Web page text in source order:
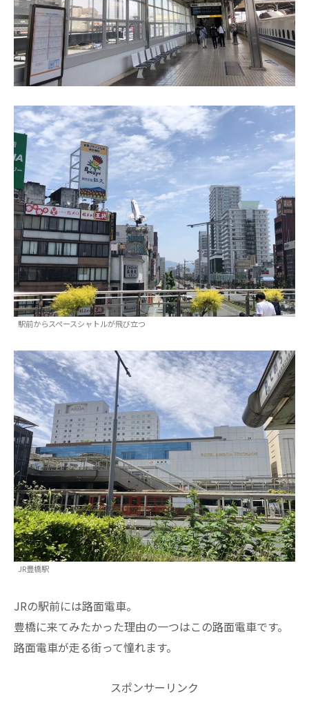
駅前からスペースシャトルが飛び立つ
JR豊橋駅
JRの駅前には路面電車。
豊橋に来てみたかった理由の一つはこの路面電車です。
路面電車が走る街って憧れます。
スポンサーリンク